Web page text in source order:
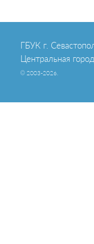
ГБУК г.
Центральная
© 2003-2026.